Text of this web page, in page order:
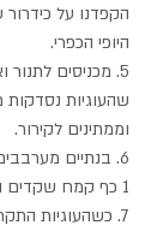
הקפדנו על כידרור
היופי הכפרי.
שהעוגיות
וממתינים לקירור.
6. בנתיים
1 כף קמח שקדים ו-1 כפית גרידת תפוז.
7. כשהעוגיות